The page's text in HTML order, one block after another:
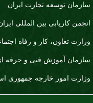
سازمان توسعه تجارت ايران
انجمن کاریابی بین المللی
وزارت تعاون، کار و رفاه
سازمان آموزش فنی و حرفه
وزارت امور خارجه جمهوری